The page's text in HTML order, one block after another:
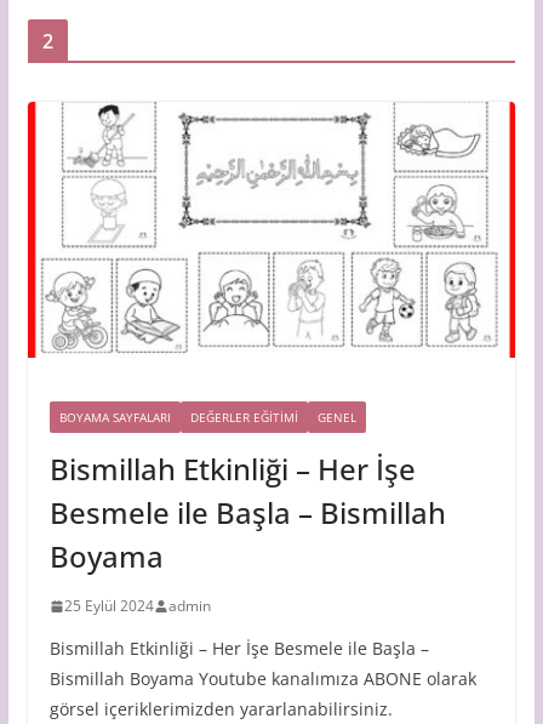
2
BOYAMA SAYFALARI DEĞERLER EĞİTİMİ GENEL
Bismillah Etkinliği – Her İşe
Besmele ile Başla – Bismillah
Boyama
25 Eylül 2024 admin
Bismillah Etkinliği – Her İşe Besmele ile Başla –
Bismillah Boyama Youtube kanalımıza ABONE olarak
görsel içeriklerimizden yararlanabilirsiniz.